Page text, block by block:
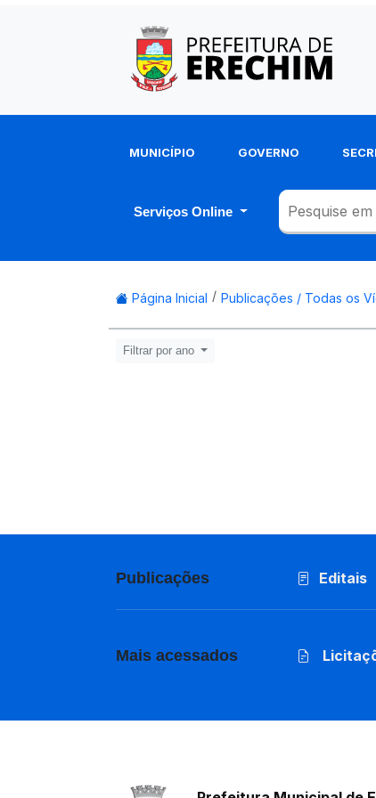
MUNICÍPIO GOVERNO
Serviços Online
Página Inicial Publicações / Todas os
Filtrar por ano
Publicações Editais
Mais acessados